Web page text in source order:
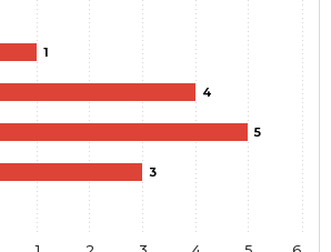
1
4
5
3